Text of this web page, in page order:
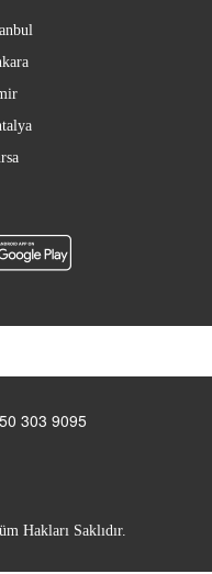
303 9095
Hakları Saklıdır.